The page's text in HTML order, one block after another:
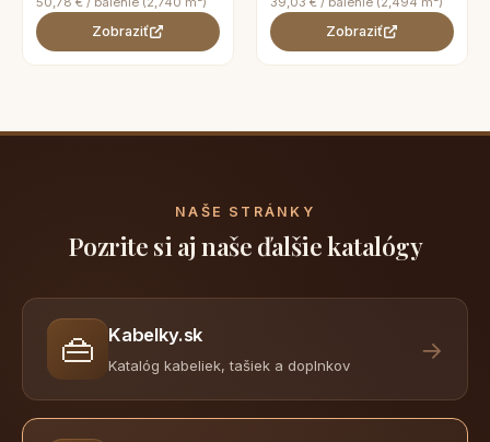
Zobraziť Zobraziť
NAŠE STRÁNKY
Pozrite si aj naše ďalšie katalógy
👜 Kabelky.sk
Katalóg kabeliek, tašiek a doplnkov
→